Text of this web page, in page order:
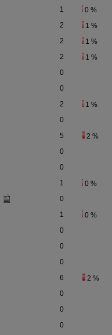
1 0 %
2 1 %
2 1 %
2 1 %
0
0
2 1 %
0
5 2 %
0
0
1 0 %
0
1 0 %
0
0
0
6 2 %
0
0
0